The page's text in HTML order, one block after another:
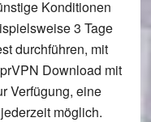
Konditionen
3 Tage
durchführen, mit
Download mit
Verfügung, eine
möglich.